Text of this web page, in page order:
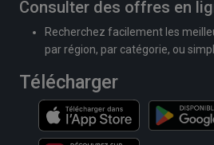
Consulter des offres en
Recherchez facilement les
par région, par catégorie, ou
Télécharger